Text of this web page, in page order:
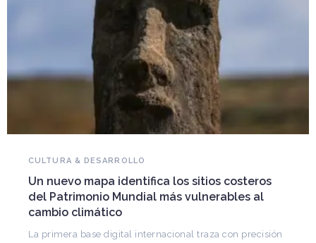
Falleció Ramón Gutiérrez, guardián del
patrimonio iberoamericano
Arquitecto, historiador e Investigador Superior del
CONICET, fundó el CEDODAL e impulsó los Seminarios
de Arquitectura Latinoamericana. Publicó más de